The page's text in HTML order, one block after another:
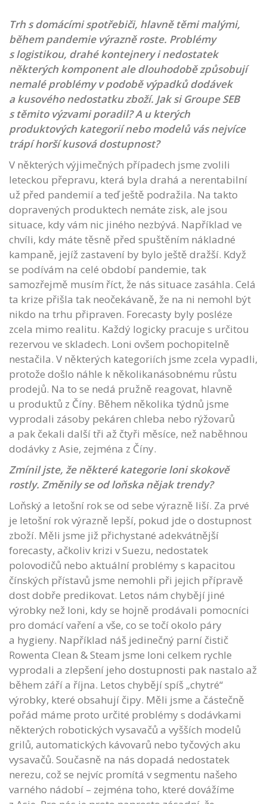
Trh s domácími spotřebiči, hlavně těmi malými,
během pandemie výrazně roste. Problémy
s logistikou, drahé kontejnery i nedostatek
některých komponent ale dlouhodobě způsobují
nemalé problémy v podobě výpadků dodávek
a kusového nedostatku zboží. Jak si Groupe SEB
s těmito výzvami poradil? A u kterých
produktových kategorií nebo modelů vás nejvíce
trápí horší kusová dostupnost?
V některých výjimečných případech jsme zvolili
leteckou přepravu, která byla drahá a nerentabilní
už před pandemií a teď ještě podražila. Na takto
dopravených produktech nemáte zisk, ale jsou
situace, kdy vám nic jiného nezbývá. Například ve
chvíli, kdy máte těsně před spuštěním nákladné
kampaně, jejíž zastavení by bylo ještě dražší. Když
se podívám na celé období pandemie, tak
samozřejmě musím říct, že nás situace zasáhla. Celá
ta krize přišla tak neočekávaně, že na ni nemohl být
nikdo na trhu připraven. Forecasty byly posléze
zcela mimo realitu. Každý logicky pracuje s určitou
rezervou ve skladech. Loni ovšem pochopitelně
nestačila. V některých kategoriích jsme zcela vypadli,
protože došlo náhle k několikanásobnému růstu
prodejů. Na to se nedá pružně reagovat, hlavně
u produktů z Číny. Během několika týdnů jsme
vyprodali zásoby pekáren chleba nebo rýžovarů
a pak čekali další tři až čtyři měsíce, než naběhnou
dodávky z Asie, zejména z Číny.
Zmínil jste, že některé kategorie loni skokově
rostly. Změnily se od loňska nějak trendy?
Loňský a letošní rok se od sebe výrazně liší. Za prvé
je letošní rok výrazně lepší, pokud jde o dostupnost
zboží. Měli jsme již přichystané adekvátnější
forecasty, ačkoliv krizi v Suezu, nedostatek
polovodičů nebo aktuální problémy s kapacitou
čínských přístavů jsme nemohli při jejich přípravě
dost dobře predikovat. Letos nám chybějí jiné
výrobky než loni, kdy se hojně prodávali pomocníci
pro domácí vaření a vše, co se točí okolo páry
a hygieny. Například náš jedinečný parní čistič
Rowenta Clean & Steam jsme loni celkem rychle
vyprodali a zlepšení jeho dostupnosti pak nastalo až
během září a října. Letos chybějí spíš „chytré“
výrobky, které obsahují čipy. Měli jsme a částečně
pořád máme proto určité problémy s dodávkami
některých robotických vysavačů a vyšších modelů
grilů, automatických kávovarů nebo tyčových aku
vysavačů. Současně na nás dopadá nedostatek
nerezu, což se nejvíc promítá v segmentu našeho
varného nádobí – zejména toho, které dovážíme